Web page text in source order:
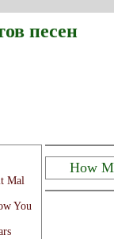
песен
Mal
You
How